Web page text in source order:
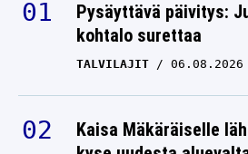
Pysäyttävä päivitys:
kohtalo surettaa
TALVILAJIT 06.08.2026
Kaisa Mäkäräiselle